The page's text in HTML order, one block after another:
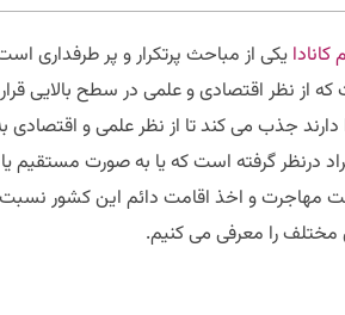
یکی از مباحث پرتکرار و پر طرفداری
از نظر اقتصادی و علمی در سطح بالایی قرار
جذب می کند تا از نظر علمی و اقتصادی
درنظر گرفته است که یا به صورت
مهاجرت و اخذ اقامت دائم این کشور
مختلف را معرفی می کنیم.